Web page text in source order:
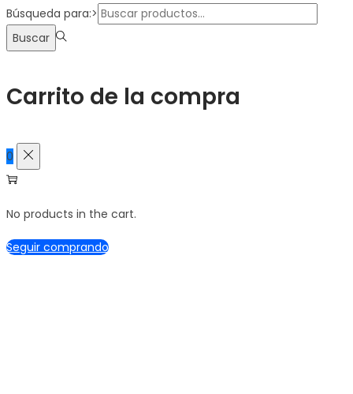
Búsqueda para:>
Buscar
Carrito de la compra
0
No products in the cart.
Seguir comprando